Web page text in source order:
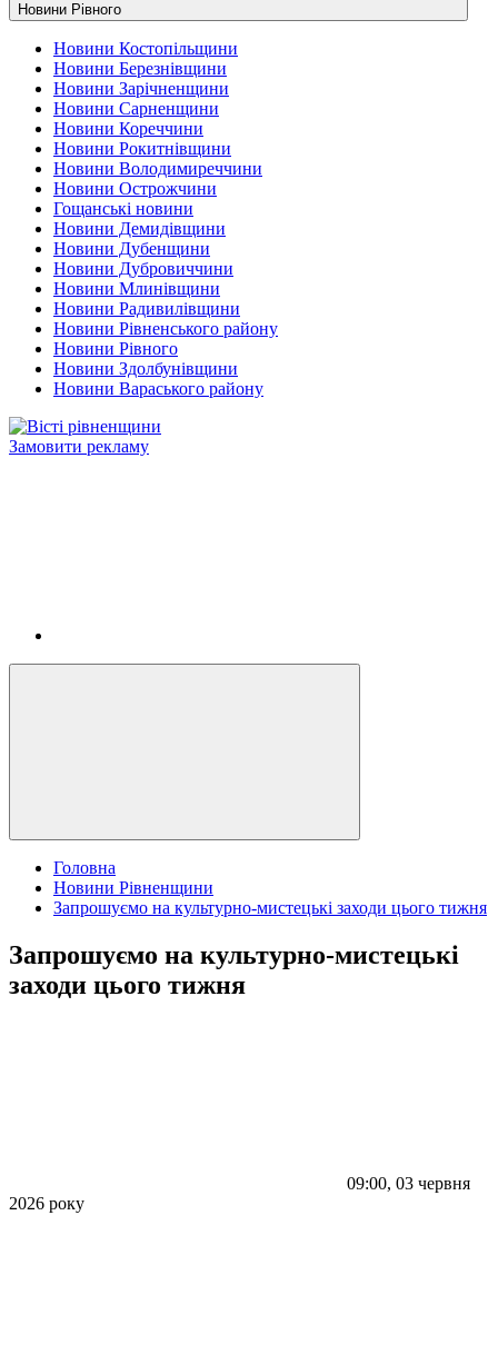
Новини Рiвного
Новини Костопільщини
Новини Березнівщини
Новини Зарічненщини
Новини Сарненщини
Новини Кореччини
Новини Рокитнівщини
Новини Володимиреччини
Новини Острожчини
Гощанські новини
Новини Демидівщини
Новини Дубенщини
Новини Дубровиччини
Новини Млинівщини
Новини Радивилівщини
Новини Рівненського району
Новини Рівного
Новини Здолбунівщини
Новини Вараського району
Замовити рекламу
Головна
Новини Рівненщини
Запрошуємо на культурно-мистецькі заходи цього тижня
Запрошуємо на культурно-мистецькі
заходи цього тижня
09:00, 03 червня
2026 року